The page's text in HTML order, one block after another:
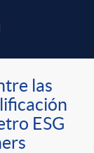
las
ESG